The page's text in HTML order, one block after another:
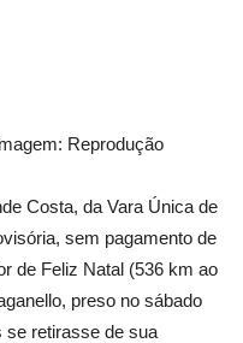
Reprodução
Costa, da Vara Única de
sem pagamento de
de Feliz Natal (536 km ao
preso no sábado
se retirasse de sua